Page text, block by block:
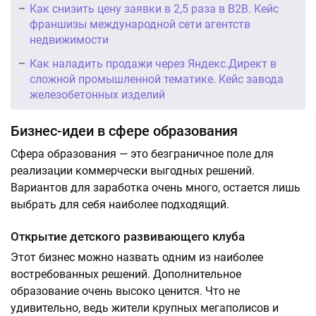
Как снизить цену заявки в 2,5 раза в B2B. Кейс
франшизы международной сети агентств
недвижимости
Как наладить продажи через Яндекс.Директ в
сложной промышленной тематике. Кейс завода
железобетонных изделий
Бизнес-идеи в сфере образования
Сфера образования — это безграничное поле для
реализации коммерчески выгодных решений.
Вариантов для заработка очень много, остается лишь
выбрать для себя наиболее подходящий.
Открытие детского развивающего клуба
Этот бизнес можно назвать одним из наиболее
востребованных решений. Дополнительное
образование очень высоко ценится. Что не
удивительно, ведь жители крупных мегаполисов и